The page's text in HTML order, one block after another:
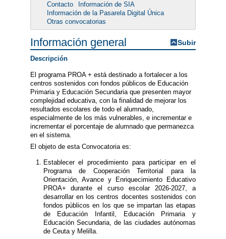
Contacto
Información de SIA
Información de la Pasarela Digital Única
Otras convocatorias
Información general Subir
Descripción
El programa PROA + está destinado a fortalecer a los
centros sostenidos con fondos públicos de Educación
Primaria y Educación Secundaria que presenten mayor
complejidad educativa, con la finalidad de mejorar los
resultados escolares de todo el alumnado,
especialmente de los más vulnerables, e incrementar e
incrementar el porcentaje de alumnado que permanezca
en el sistema.
El objeto de esta Convocatoria es:
Establecer el procedimiento para participar en el
Programa de Cooperación Territorial para la
Orientación, Avance y Enriquecimiento Educativo
PROA+ durante el curso escolar 2026-2027, a
desarrollar en los centros docentes sostenidos con
fondos públicos en los que se impartan las etapas
de Educación Infantil, Educación Primaria y
Educación Secundaria, de las ciudades autónomas
de Ceuta y Melilla.